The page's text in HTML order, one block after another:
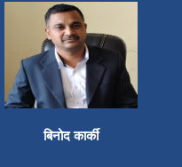
बिनोद कार्की